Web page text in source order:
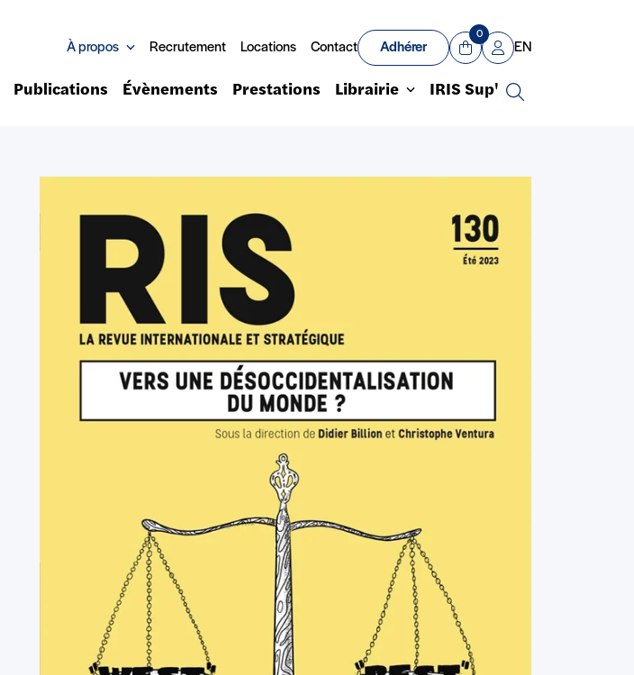
À propos Recrutement Locations Contact Adhérer
Panier
0
Mon compte
EN
Publications Évènements Prestations Librairie IRIS Sup'
Recherche